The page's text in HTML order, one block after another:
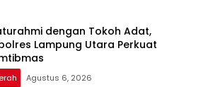
dengan Tokoh Adat,
Lampung Utara Perkuat
Agustus 6, 2026